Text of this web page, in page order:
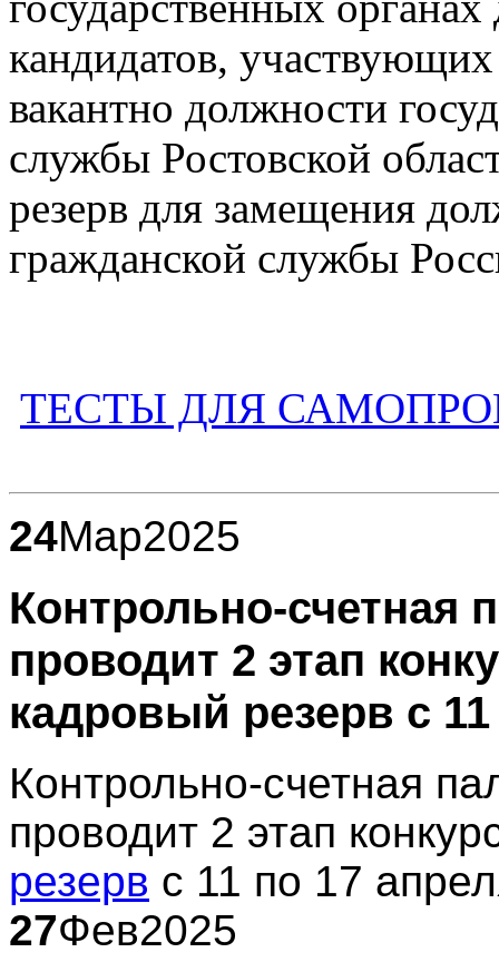
кандидатов,
вакантно должности
службы Ростовской
резерв для замещения
гражданской службы
ТЕСТЫ ДЛЯ
24Мар2025
Контрольно-счетная
проводит 2 этап
кадровый резерв с
Контрольно-счетная
проводит 2 этап
резерв с 11 по 17
27Фев2025